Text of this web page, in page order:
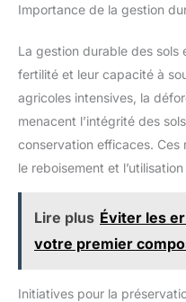
Importance de la gestion
La gestion durable des sols
fertilité et leur capacité à
agricoles intensives, la
menacent l’intégrité des
conservation efficaces. Ces
le reboisement et
Lire plus Éviter les
votre premier
Initiatives pour la